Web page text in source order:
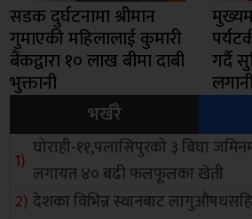
सडक दुर्घटनामा श्रीमान
गुमाएकी महिलालाई कुमारी
बैंकद्वारा १० लाख बीमा दाबी
भुक्तानी
गर्दै
भर्खरै
घोराही-११,पलासिपुरको ३ बिघा
लगायत ४० बढी फलफूलका खेती
देशका विभिन्न स्थानबाट